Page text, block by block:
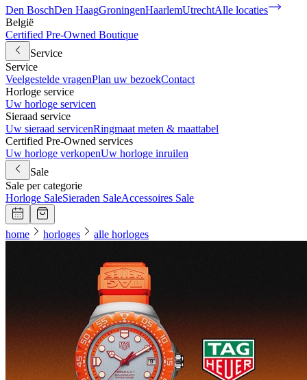
Den BoschDen HaagGroningenHaarlemUtrechtAlle locaties
België
Certified Pre-Owned Boutique
Service
Service
Veelgestelde vragenPlan uw bezoekContact
Horloge service
Uw horloge servicen
Sieraad service
Uw sieraad servicenRingmaat meten & maattabel
Certified Pre-Owned services
Uw horloge verkopenUw horloge inruilen
Sale
Sale per categorie
Horloge SaleSieraden SaleAccessoires Sale
home horloges alle horloges